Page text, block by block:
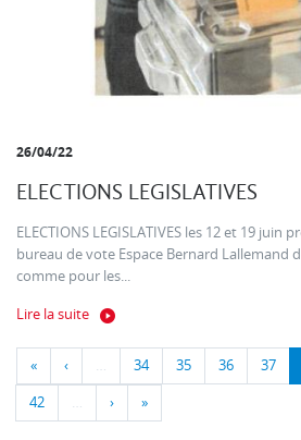
26/04/22
ELECTIONS LEGISLATIVES
ELECTIONS LEGISLATIVES les 12 et 19 juin
bureau de vote Espace Bernard Lallemand
comme pour les...
Lire la suite
« ‹ … 34 35 36 37
42 … › »